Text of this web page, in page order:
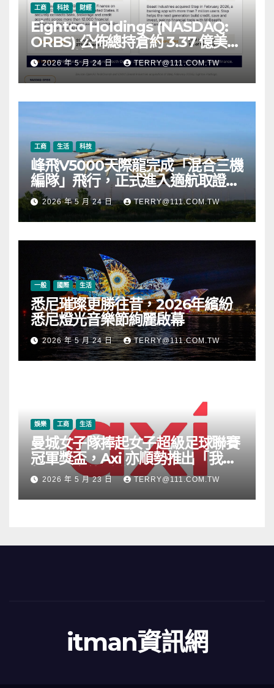
工商 科技 財經
Eightco Holdings (NASDAQ:
ORBS) 公佈總持倉約 3.37 億美
元，涵蓋 OpenAI、Beast
Industries、超過 11,000 枚以太
幣 (ETH) 及逾 2.83 億枚 WLD 代
幣
2026 年 5 月 24 日 TERRY@111.COM.TW
工商 生活 科技
峰飛V5000天際龍完成「混合三機
編隊」飛行，正式進入適航取證階
段2026 年 5 月 24 日 TERRY@111.COM.TW
一般 國際 生活
悉尼璀璨更勝往昔，2026年繽紛
悉尼燈光音樂節絢麗啟幕
2026 年 5 月 24 日 TERRY@111.COM.TW
娛樂 工商 生活
曼城女子隊捧起女子超級足球聯賽
冠軍獎盃，Axi 亦順勢推出「我的
根源」宣傳活動
2026 年 5 月 23 日 TERRY@111.COM.TW
itman資訊網